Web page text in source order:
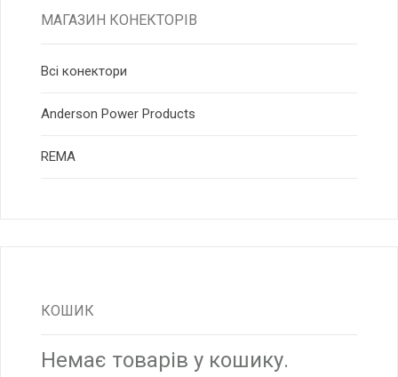
МАГАЗИН КОНЕКТОРІВ
Всі конектори
Anderson Power Products
RЕМА
КОШИК
Немає товарів у кошику.